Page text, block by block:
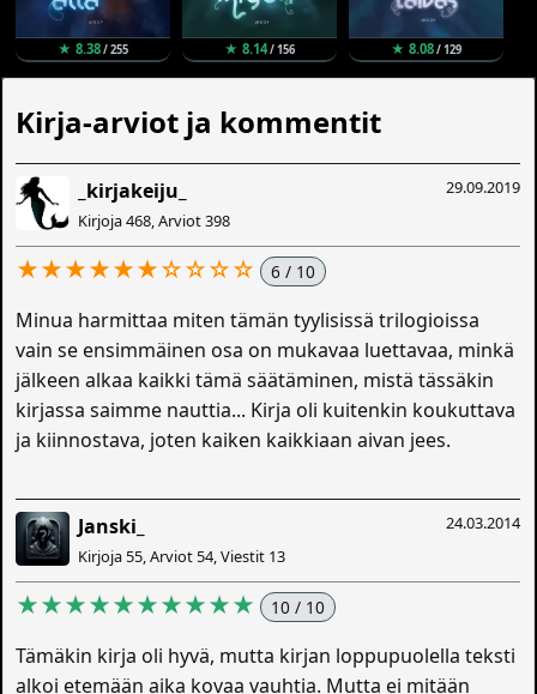
★ 8.38/ 255 ★ 8.14/ 156 ★ 8.08/ 129
Kirja-arviot ja kommentit
29.09.2019
_kirjakeiju_
Kirjoja 468, Arviot 398
★★★★★★☆☆☆☆ 6 / 10
Minua harmittaa miten tämän tyylisissä trilogioissa
vain se ensimmäinen osa on mukavaa luettavaa, minkä
jälkeen alkaa kaikki tämä säätäminen, mistä tässäkin
kirjassa saimme nauttia... Kirja oli kuitenkin koukuttava
ja kiinnostava, joten kaiken kaikkiaan aivan jees.
24.03.2014
Janski_
Kirjoja 55, Arviot 54, Viestit 13
★★★★★★★★★★ 10 / 10
Tämäkin kirja oli hyvä, mutta kirjan loppupuolella teksti
alkoi etemään aika kovaa vauhtia. Mutta ei mitään